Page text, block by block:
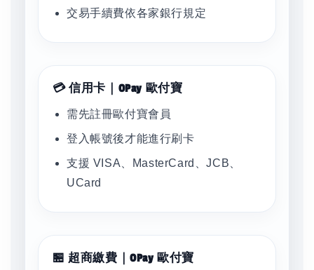
交易手續費依各家銀行規定
💳 信用卡｜OPay 歐付寶
需先註冊歐付寶會員
登入帳號後才能進行刷卡
支援 VISA、MasterCard、JCB、
UCard
🏪 超商繳費｜OPay 歐付寶